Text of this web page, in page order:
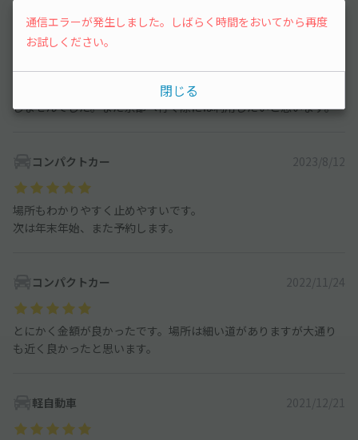
駐車場はすごく停めやすかった。ただ、お盆だった為、駐車場へ
でもギリギリ曲がれるかなと思うところはあった。
料金も安く、東寺がすぐ近くにありバス停も近くて、不便には感
じませんでした。また京都へ行く際には利用したいと思います。
コンパクトカー 2023/8/12
場所もわかりやすく止めやすいです。
次は年末年始、また予約します。
コンパクトカー 2022/11/24
とにかく金額が良かったです。場所は細い道がありますが大通り
も近く良かったと思います。
軽自動車 2021/12/21
通信エラーが発生しました。しばらく時間をおいてから再度
お試しください。
閉じる